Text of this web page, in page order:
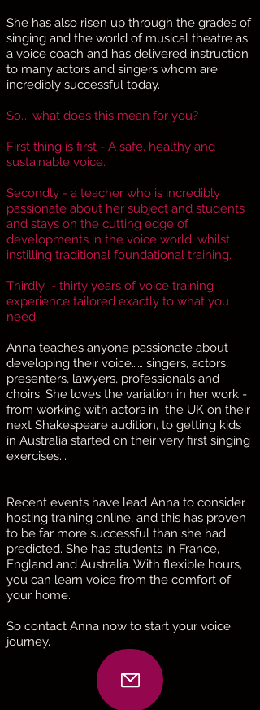
She has also risen up through the grades of
singing and the world of musical theatre as
a voice coach and has delivered instruction
to many actors and singers whom are
incredibly successful today.
So…. what does this mean for you?
First thing is first - A safe, healthy and
sustainable voice.
Secondly - a teacher who is incredibly
passionate about her subject and students
and stays on the cutting edge of
developments in the voice world, whilst
instilling traditional foundational training.
Thirdly - thirty years of voice training
experience tailored exactly to what you
need.
Anna teaches anyone passionate about
developing their voice…… singers, actors,
presenters, lawyers, professionals and
choirs. She loves the variation in her work -
from working with actors in the UK on their
next Shakespeare audition, to getting kids
in Australia started on their very first singing
exercises...
Recent events have lead Anna to consider
hosting training online, and this has proven
to be far more successful than she had
predicted. She has students in France,
England and Australia. With flexible hours,
you can learn voice from the comfort of
your home.
So contact Anna now to start your voice
journey.